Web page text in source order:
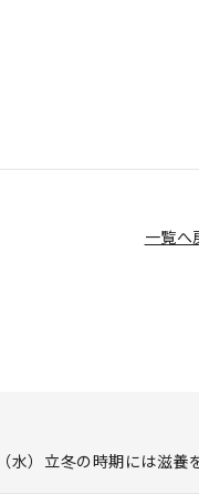
一覧へ
水）立冬の時期には滋養